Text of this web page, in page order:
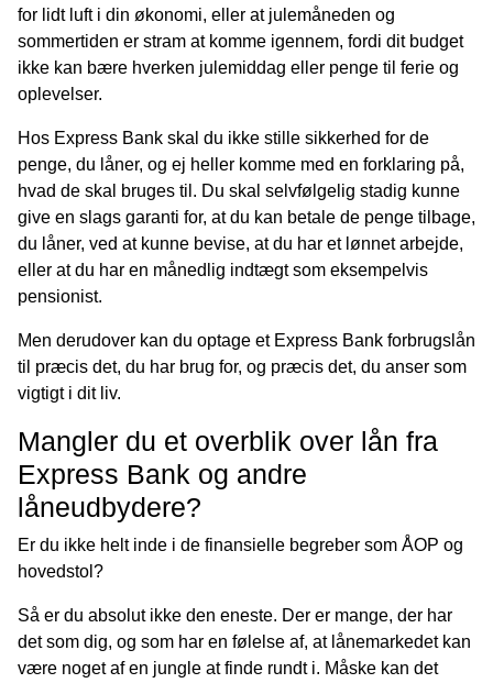
for lidt luft i din økonomi, eller at julemåneden og
sommertiden er stram at komme igennem, fordi dit budget
ikke kan bære hverken julemiddag eller penge til ferie og
oplevelser.
Hos Express Bank skal du ikke stille sikkerhed for de
penge, du låner, og ej heller komme med en forklaring på,
hvad de skal bruges til. Du skal selvfølgelig stadig kunne
give en slags garanti for, at du kan betale de penge tilbage,
du låner, ved at kunne bevise, at du har et lønnet arbejde,
eller at du har en månedlig indtægt som eksempelvis
pensionist.
Men derudover kan du optage et Express Bank forbrugslån
til præcis det, du har brug for, og præcis det, du anser som
vigtigt i dit liv.
Mangler du et overblik over lån fra
Express Bank og andre
låneudbydere?
Er du ikke helt inde i de finansielle begreber som ÅOP og
hovedstol?
Så er du absolut ikke den eneste. Der er mange, der har
det som dig, og som har en følelse af, at lånemarkedet kan
være noget af en jungle at finde rundt i. Måske kan det